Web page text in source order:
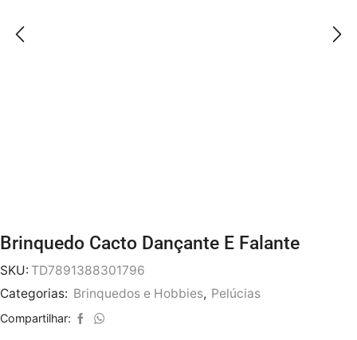
Brinquedo Cacto Dançante E Falante
SKU: TD7891388301796
Categorias: Brinquedos e Hobbies, Pelúcias
Compartilhar: